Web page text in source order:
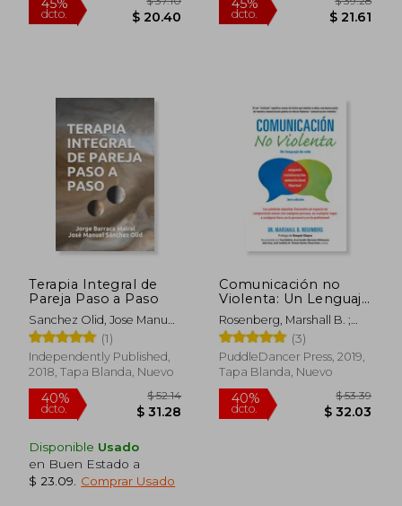
45%
dcto. $ 23.96
Terapia Integral de
Pareja Paso a Paso
Sanchez Olid, Jose Manuel
; Barraca Mairal, Jorge
(1)
Independently Published,
2018, Tapa Blanda, Nuevo
Disponible Usado
en Buen Estado a
$ 23.09
Comprar Usado
Comunicación no
Violenta: Un Lenguaje
de Vida (Nonviolent
Communication
Guides)
Rosenberg, Marshall B. ;
Díaz, Magiarí Díaz ; Seid
Llamas, Alan Rafael
(3)
PuddleDancer Press, 2019,
Tapa Blanda, Nuevo